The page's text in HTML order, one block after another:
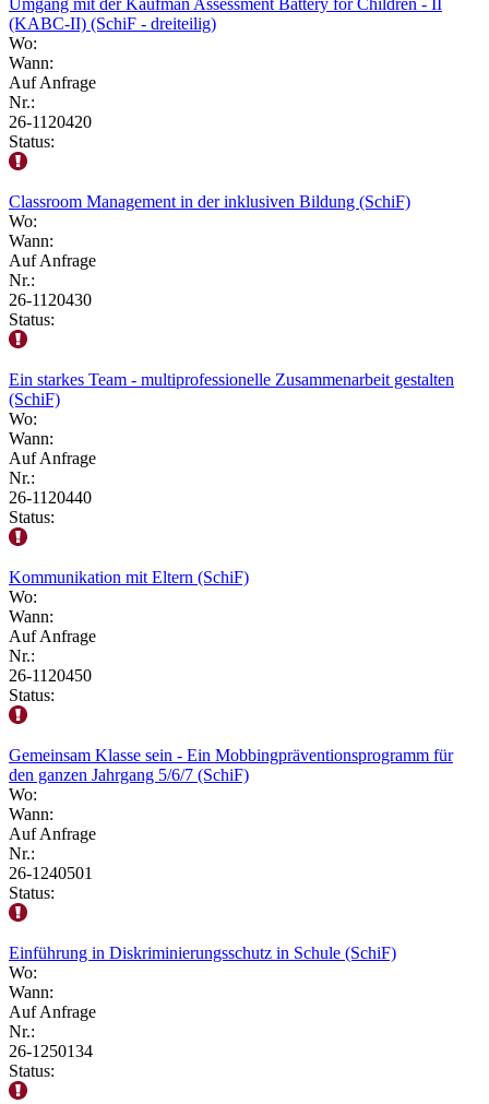
(KABC-II) (SchiF - dreiteilig)
Wo:
Wann:
Auf Anfrage
Nr.:
26-1120420
Status:
Classroom Management in der inklusiven Bildung (SchiF)
Wo:
Wann:
Auf Anfrage
Nr.:
26-1120430
Status:
Ein starkes Team - multiprofessionelle Zusammenarbeit gestalten
(SchiF)
Wo:
Wann:
Auf Anfrage
Nr.:
26-1120440
Status:
Kommunikation mit Eltern (SchiF)
Wo:
Wann:
Auf Anfrage
Nr.:
26-1120450
Status:
Gemeinsam Klasse sein - Ein Mobbingpräventionsprogramm für
den ganzen Jahrgang 5/6/7 (SchiF)
Wo:
Wann:
Auf Anfrage
Nr.:
26-1240501
Status:
Einführung in Diskriminierungsschutz in Schule (SchiF)
Wo:
Wann:
Auf Anfrage
Nr.:
26-1250134
Status: